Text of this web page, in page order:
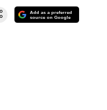
Add as a preferred
source on Google